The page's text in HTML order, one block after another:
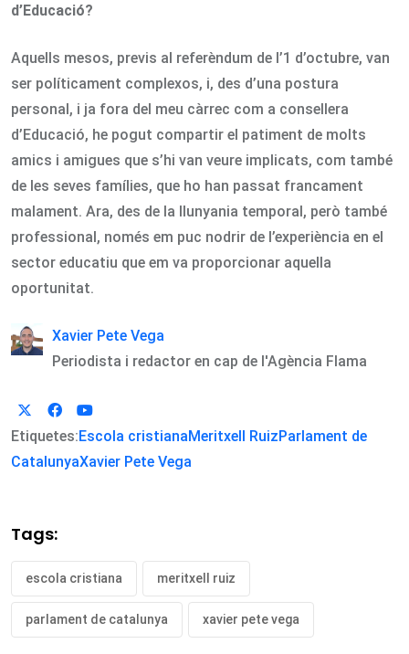
d’Educació?
Aquells mesos, previs al referèndum de l’1 d’octubre, van
ser políticament complexos, i, des d’una postura
personal, i ja fora del meu càrrec com a consellera
d’Educació, he pogut compartir el patiment de molts
amics i amigues que s’hi van veure implicats, com també
de les seves famílies, que ho han passat francament
malament. Ara, des de la llunyania temporal, però també
professional, només em puc nodrir de l’experiència en el
sector educatiu que em va proporcionar aquella
oportunitat.
Xavier Pete Vega
Periodista i redactor en cap de l'Agència Flama
Etiquetes:Escola cristianaMeritxell RuizParlament de
CatalunyaXavier Pete Vega
Tags:
escola cristiana meritxell ruiz
parlament de catalunya xavier pete vega